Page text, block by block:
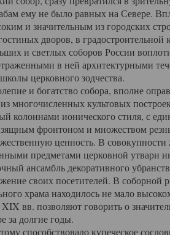
ему не было равных на Севере.
и значительным из городских
дворов, в градостроительной
и светлых соборов России
в ней архитектурными
церковного зодчества.
и богатство собора, вполне
многочисленных культовых
колоннами ионического стиля, с
фронтоном и множеством
ценность. В
предметами церковной утвари
ансамбль декоративного
своих посетителей. В соборной
храма находилось не мало
вв. позволяют говорить о
за долгие годы.
способствовало купеческое